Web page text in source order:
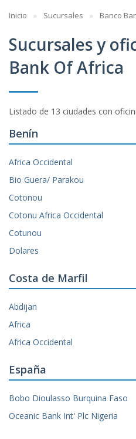
Inicio Sucursales Banco
Sucursales y
Bank Of Africa
Listado de 13 ciudades con
Benín
Africa Occidental
Bio Guera/ Parakou
Cotonou
Cotonu Africa Occidental
Cotunou
Dolares
Costa de Marfil
Abdijan
Africa
Africa Occidental
España
Bobo Dioulasso Burquina Faso
Oceanic Bank Int' Plc Nigeria